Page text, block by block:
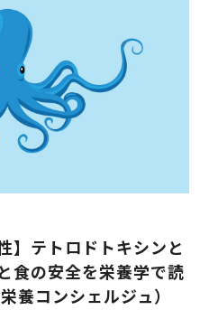
】テトロドトキシンと
食の安全を栄養学で読
養コンシェルジュ）